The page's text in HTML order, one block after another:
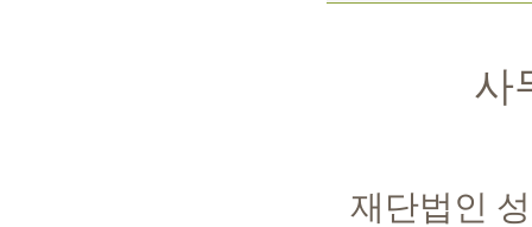
사
재단법인